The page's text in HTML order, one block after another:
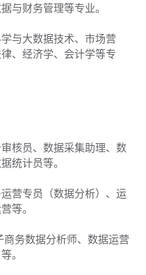
与财务管理等专业。
与大数据技术、市场营
、经济学、会计学等专
核员、数据采集助理、数
统计员等。
营专员（数据分析）、运
等。
务数据分析师、数据运营
。